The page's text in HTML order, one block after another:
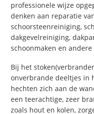
professionele wijze
denken aan reparatie
schoorsteenreiniging,
dakgevelreiniging,
schoonmaken en
Bij het
onverbrande deeltjes in
hechten zich aan de
een teerachtige, zeer
zoals hout en kolen,